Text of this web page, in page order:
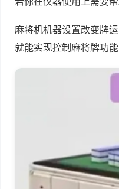
麻将机机器设置改变牌
就能实现控制麻将牌功能